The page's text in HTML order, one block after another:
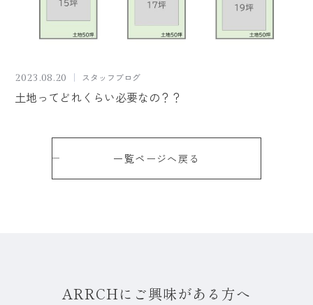
2023.08.20 スタッフブログ
土地ってどれくらい必要なの？？
一覧ページへ戻る
ARRCHにご興味がある方へ